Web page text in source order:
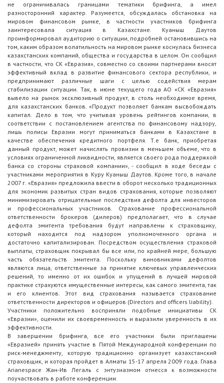
не ограничивалась границами тематики брифинга, а имел
разносторонний характер. Разумеется, обсуждалась обстановка на
мировом финансовом рынке, в частности участников брифинга
заинтересовала ситуация в Казахстане. Куаныш Даутов
проинформировал аудиторию о ситуации, подробней остановившись на
том, каким образом волатильность на мировом рынке коснулась бизнеса
казахстанских компаний, общества и государства в целом. Он сообщил
в частности, что СК «Евразия», совместно со своими партнерами вносят
эффективный вклад в развитие финансового сектора республики, и
предпринимают различные шаги с целью содействия мерам
стабилизации ситуации. Так, в июне текущего года АО «СК «Евразия»
вывело на рынок эксклюзивный продукт, в столь необходимое время,
для казахстанских банков. «Продукт позволяет банкам высвобождать
капитал. Дело в том, что учитывая уровень рейтингов компании, в
соответствии с постановлением агентства по финансовому надзору,
лишь полисы Евразии могут приниматься банками в Казахстане в
качестве обеспечения кредитного портфеля. Т.е банк, приобретая
данный продукт, может начислять провизии в меньшем объеме, что в
условиях ограниченной ликвидности, является своего рода поддержкой
банка со стороны страховой компании», - сообщил в ходе беседы с
участниками мероприятия в Куру Куаныш Даутов. Кроме того, в начале
2007 г. «Евразия» предложила ввести в оборот несколько традиционных
для экономик развитых стран видов страхования, которые позволяют
минимизировать отрицательные последствия дефолта для инвесторов
и профессиональных участников. Страхование профессиональной
ответственности брокеров (дилеров) предполагает, что в случае
дефолта эмитента требования будут направлены к страховщику,
который находится под надзором уполномоченного органа и
достаточно капитализирован. Посредством осуществления страховой
выплаты, страховщик покрывал бы все или, по крайней мере, большую
часть обязательств эмитента. Поскольку виновниками дефолтов
являются лица, ответственные за принятие ключевых управленческих
решений, то именно от их ошибок и упущений в лучшей мировой
практике страхуются имущественные интересы, как самого эмитента, так
и его клиентов. Этот вид страхования называется страхование
ответственности директоров и офицеров (Directors and officers liability).
Участники положительно восприняли подобные инициативы СК
«Евразии», оценили их своевременность и выразили уверенность в их
эффективности.
В завершении брифинга, все его участники были приглашены
«Евразией» принять участие в Пятой Международной конференции по
риск-менеджменту, которую традиционно организует казахстанский
страховщик, и которая пройдет в Алматы 15-17 апреля 2009 года. Глава
Arianespace Жан-Ив Легаль с энтузиазмом отнесся к возможности
поучаствовать в работе конференции.